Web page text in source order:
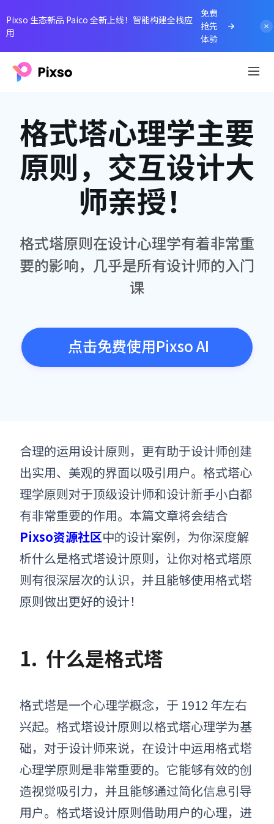
Pixso 生态新品 Paico 全新上线！智能构建全栈应
用
免费
抢先
体验
格式塔心理学主要
原则，交互设计大
师亲授！
格式塔原则在设计心理学有着非常重
要的影响，几乎是所有设计师的入门
课
点击免费使用Pixso AI
合理的运用设计原则，更有助于设计师创建
出实用、美观的界面以吸引用户。格式塔心
理学原则对于顶级设计师和设计新手小白都
有非常重要的作用。 本篇文章将会结合
Pixso资源社区中的设计案例，为你深度解
析什么是格式塔设计原则， 让你对格式塔原
则有很深层次的认识，并且能够使用格式塔
原则做出更好的设计！
1. 什么是格式塔
格式塔是一个心理学概念，于 1912 年左右
兴起。格式塔设计原则以格式塔心理学为基
础，对于设计师来说，在设计中运用格式塔
心理学原则是非常重要的。它能够有效的创
造视觉吸引力，并且能够通过简化信息引导
用户。格式塔设计原则借助用户的心理，进